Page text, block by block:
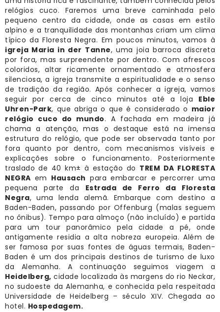
relógios cuco. Faremos uma breve caminhada pelo
pequeno centro da cidade, onde as casas em estilo
alpino e a tranquilidade das montanhas criam um clima
típico da Floresta Negra. Em poucos minutos, vamos à
igreja Maria in der Tanne, uma joia barroca discreta
por fora, mas surpreendente por dentro. Com afrescos
coloridos, altar ricamente ornamentado e atmosfera
silenciosa, a igreja transmite a espiritualidade e o senso
de tradição da região. Após conhecer a igreja, vamos
seguir por cerca de cinco minutos até a loja Eble
Uhren-Park, que abriga o que é considerado o maior
relógio cuco do mundo. A fachada em madeira já
chama a atenção, mas o destaque está na imensa
estrutura do relógio, que pode ser observada tanto por
fora quanto por dentro, com mecanismos visíveis e
explicações sobre o funcionamento. Posteriormente
traslado de 40 km± à estação do TREM DA FLORESTA
NEGRA em Hausach para embarcar e percorrer uma
pequena parte da Estrada de Ferro da Floresta
Negra, uma lenda alemã. Embarque com destino a
Baden-Baden, passando por Offenburg (malas seguem
no ônibus). Tempo para almoço (não incluído) e partida
para um tour panorâmico pela cidade a pé, onde
antigamente residia a alta nobreza europeia. Além de
ser famosa por suas fontes de águas termais, Baden-
Baden é um dos principais destinos de turismo de luxo
da Alemanha. A continuação seguimos viagem a
Heidelberg, cidade localizada às margens do rio Neckar,
no sudoeste da Alemanha, e conhecida pela respeitada
Universidade de Heidelberg – século XIV. Chegada ao
hotel. Hospedagem.